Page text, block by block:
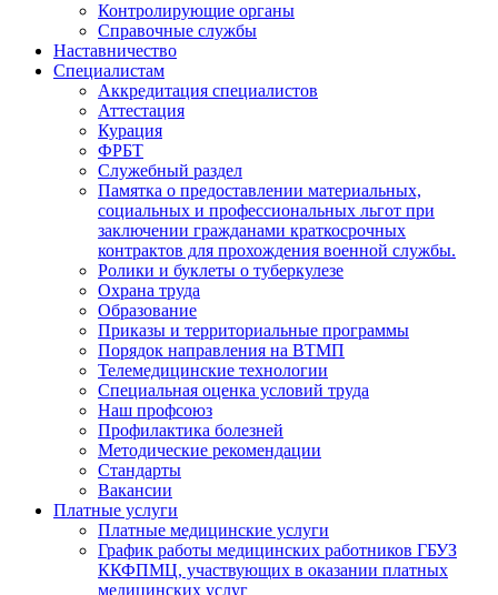
Контролирующие органы
Справочные службы
Наставничество
Специалистам
Аккредитация специалистов
Аттестация
Курация
ФРБТ
Служебный раздел
Памятка о предоставлении материальных,
социальных и профессиональных льгот при
заключении гражданами краткосрочных
контрактов для прохождения военной службы.
Ролики и буклеты о туберкулезе
Охрана труда
Образование
Приказы и территориальные программы
Порядок направления на ВТМП
Телемедицинские технологии
Специальная оценка условий труда
Наш профсоюз
Профилактика болезней
Методические рекомендации
Стандарты
Вакансии
Платные услуги
Платные медицинские услуги
График работы медицинских работников ГБУЗ
ККФПМЦ, участвующих в оказании платных
медицинских услуг